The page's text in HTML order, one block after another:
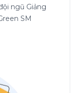
ngũ Giảng
SM